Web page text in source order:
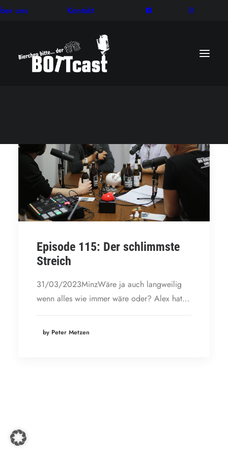
uns Kontakt
Episode 115: Der schlimmste
Streich
31/03/2023MinzWäre ja auch langweilig
wenn alles wie immer wäre oder? Alex hat…
by Peter Metzen